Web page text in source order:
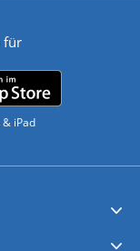
für
& iPad